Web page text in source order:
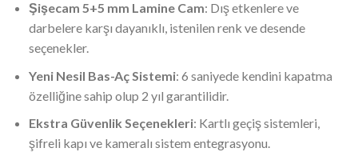
Şişecam 5+5 mm Lamine Cam: Dış etkenlere ve
darbelere karşı dayanıklı, istenilen renk ve desende
seçenekler.
Yeni Nesil Bas-Aç Sistemi: 6 saniyede kendini kapatma
özelliğine sahip olup 2 yıl garantilidir.
Ekstra Güvenlik Seçenekleri: Kartlı geçiş sistemleri,
şifreli kapı ve kameralı sistem entegrasyonu.